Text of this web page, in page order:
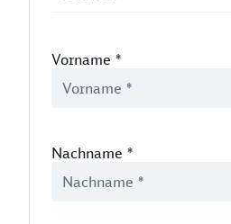
Vorname *
Nachname *